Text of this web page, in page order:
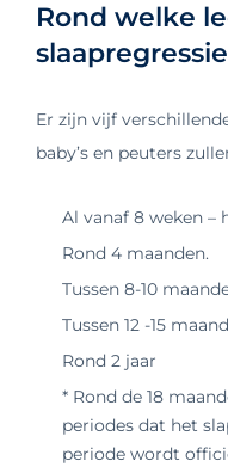
Rond welke
Er zijn vijf
baby’s en peuters
Al vanaf 8 weken –
Rond 4 maanden.
Tussen 8-10
Tussen 12 -15
Rond 2 jaar
* Rond de 18
periodes dat het
periode wordt